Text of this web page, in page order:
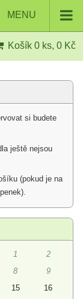
MENU
Košík 0 ks, 0 Kč
si budete
ještě nejsou
(pokud je na
1
2
8
9
15
16